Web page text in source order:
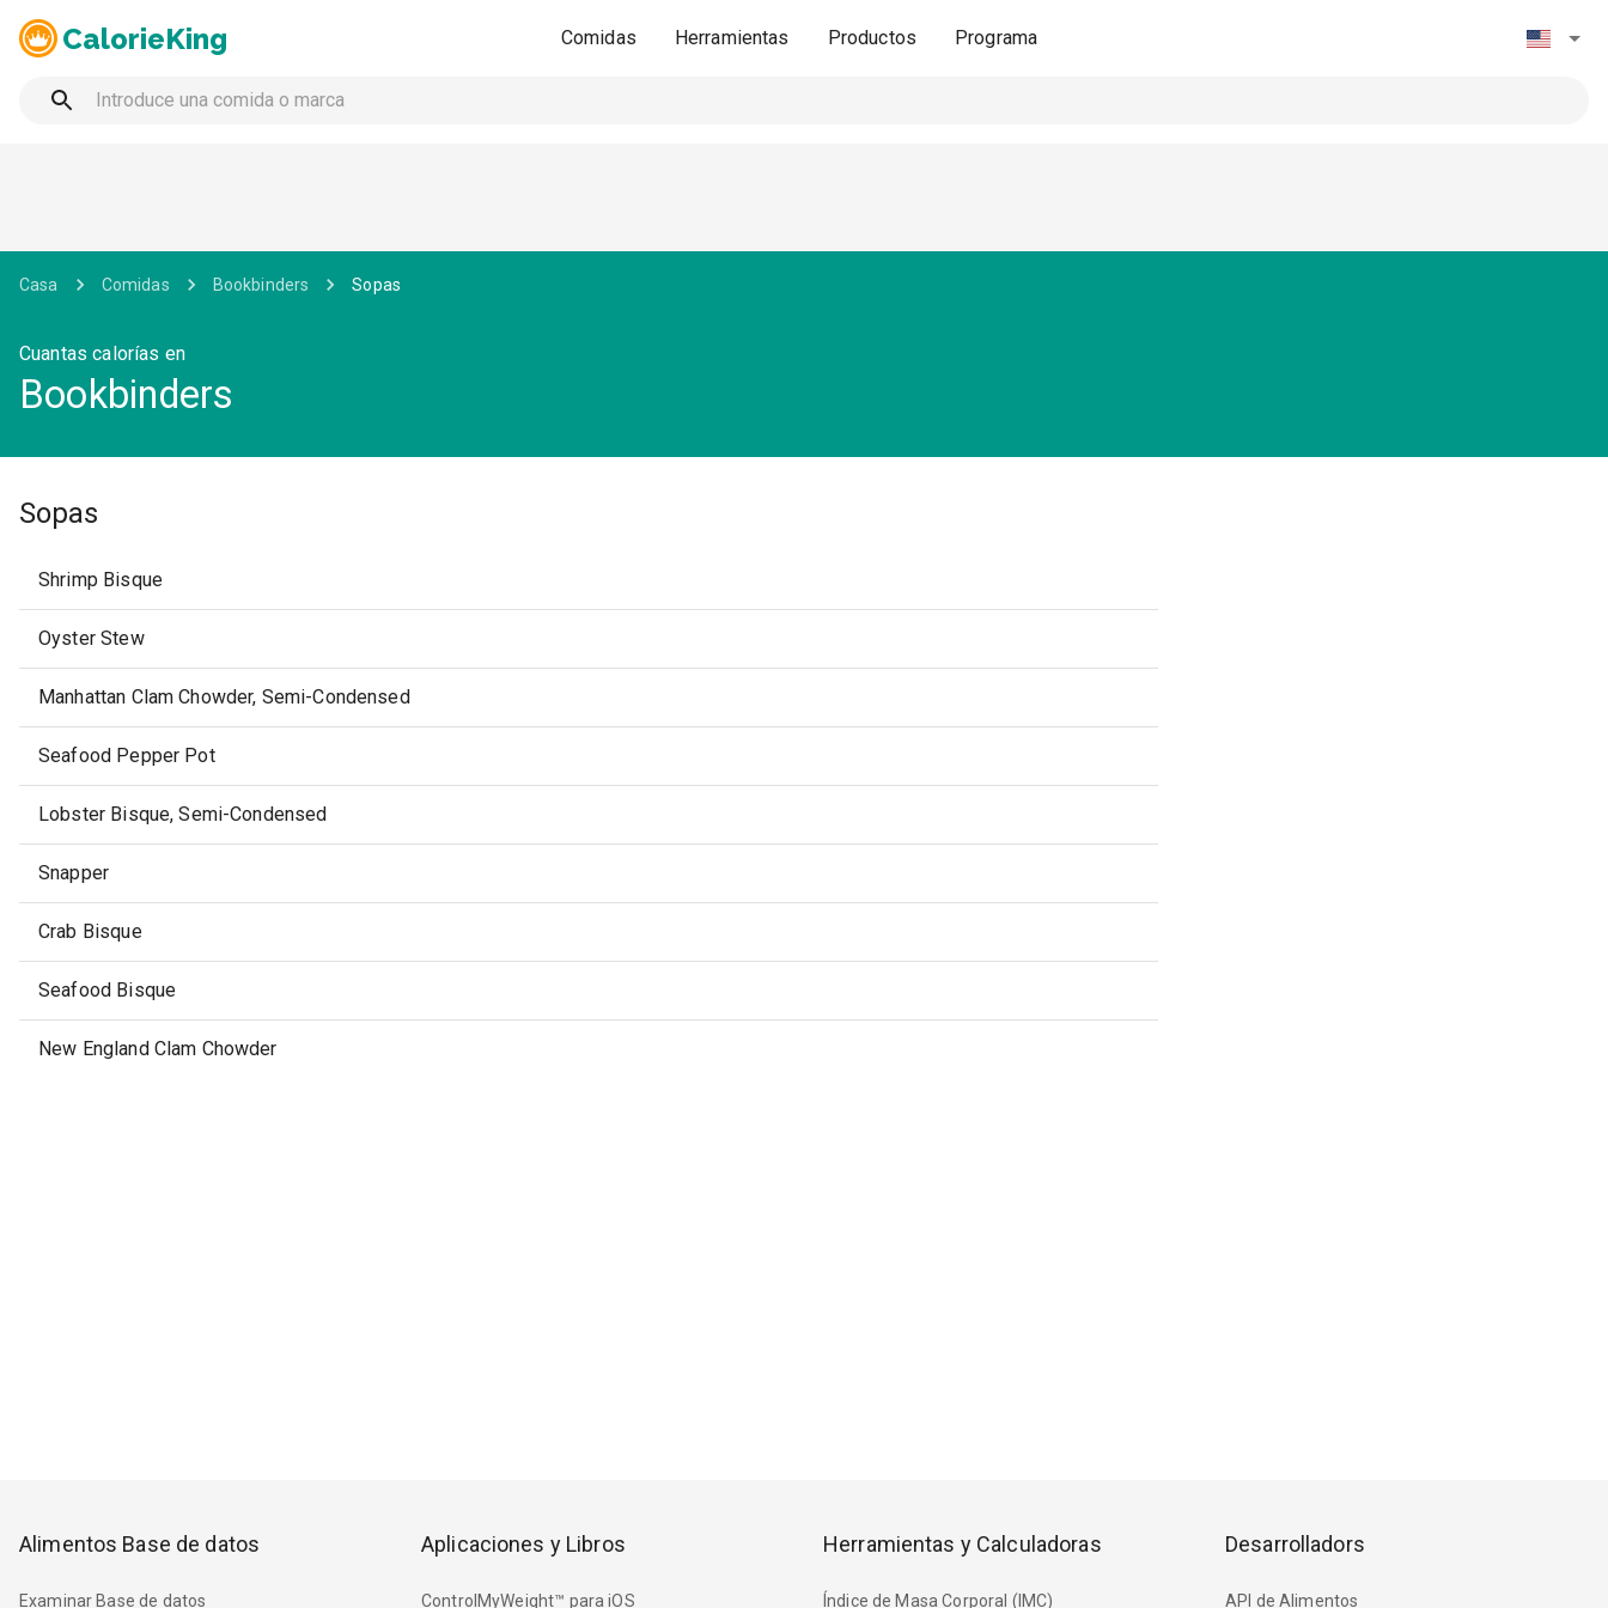
CalorieKing Comidas Herramientas Productos Programa
Casa Comidas Bookbinders Sopas
Cuantas calorías en
Bookbinders
Sopas
Shrimp Bisque
Oyster Stew
Manhattan Clam Chowder, Semi-Condensed
Seafood Pepper Pot
Lobster Bisque, Semi-Condensed
Snapper
Crab Bisque
Seafood Bisque
New England Clam Chowder
Alimentos Base de datos
Examinar Base de datos
Aplicaciones y Libros
ControlMyWeight™ para iOS
Herramientas y Calculadoras
Índice de Masa Corporal (IMC)
Desarrolladors
API de Alimentos